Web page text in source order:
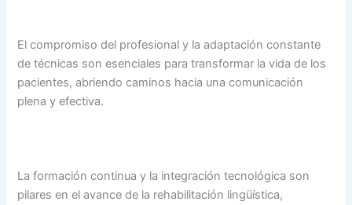
El compromiso del profesional y la adaptación constante
de técnicas son esenciales para transformar la vida de los
pacientes, abriendo caminos hacia una comunicación
plena y efectiva.
La formación continua y la integración tecnológica son
pilares en el avance de la rehabilitación lingüística,